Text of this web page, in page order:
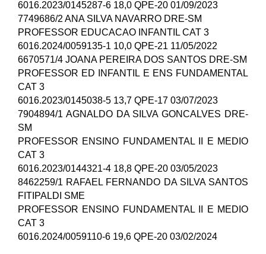
6016.2023/0145287-6 18,0 QPE-20 01/09/2023
7749686/2 ANA SILVA NAVARRO DRE-SM
PROFESSOR EDUCACAO INFANTIL CAT 3
6016.2024/0059135-1 10,0 QPE-21 11/05/2022
6670571/4 JOANA PEREIRA DOS SANTOS DRE-SM
PROFESSOR ED INFANTIL E ENS FUNDAMENTAL
CAT 3
6016.2023/0145038-5 13,7 QPE-17 03/07/2023
7904894/1 AGNALDO DA SILVA GONCALVES DRE-
SM
PROFESSOR ENSINO FUNDAMENTAL II E MEDIO
CAT 3
6016.2023/0144321-4 18,8 QPE-20 03/05/2023
8462259/1 RAFAEL FERNANDO DA SILVA SANTOS
FITIPALDI SME
PROFESSOR ENSINO FUNDAMENTAL II E MEDIO
CAT 3
6016.2024/0059110-6 19,6 QPE-20 03/02/2024